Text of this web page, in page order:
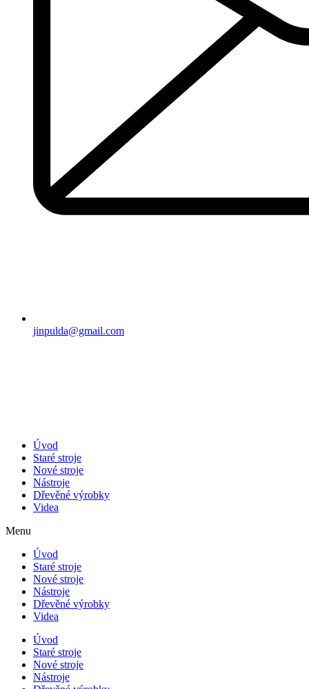
jinpulda@gmail.com
Úvod
Staré stroje
Nové stroje
Nástroje
Dřevěné výrobky
Videa
Menu
Úvod
Staré stroje
Nové stroje
Nástroje
Dřevěné výrobky
Videa
Úvod
Staré stroje
Nové stroje
Nástroje